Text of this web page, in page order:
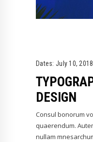
Dates: July 10, 2018
DESIGN
Consul bonorum
quaerendum.
nullam